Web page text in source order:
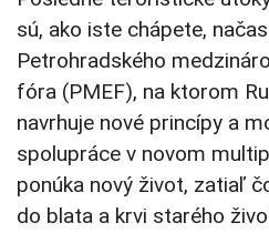
sú, ako iste chápete,
Petrohradského
fóra (PMEF), na ktorom
navrhuje nové princípy a
spolupráce v novom
ponúka nový život, zatiaľ
do blata a krvi starého